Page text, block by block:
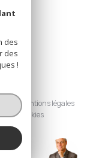
(EI)
Mentions légales
Cookies
des
des
!